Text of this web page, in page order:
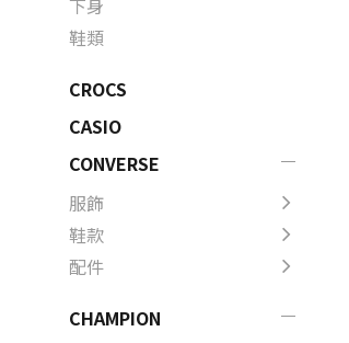
下身
鞋類
CROCS
CASIO
CONVERSE
服飾
鞋款
配件
CHAMPION